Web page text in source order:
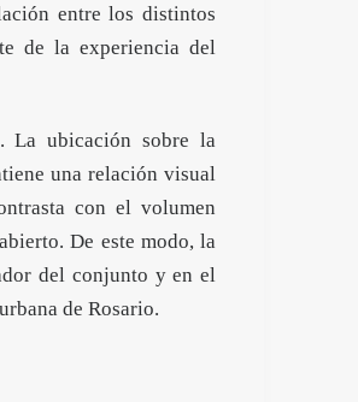
entre los distintos
de la experiencia del
La ubicación sobre la
una relación visual
con el volumen
De este modo, la
del conjunto y en el
de Rosario.